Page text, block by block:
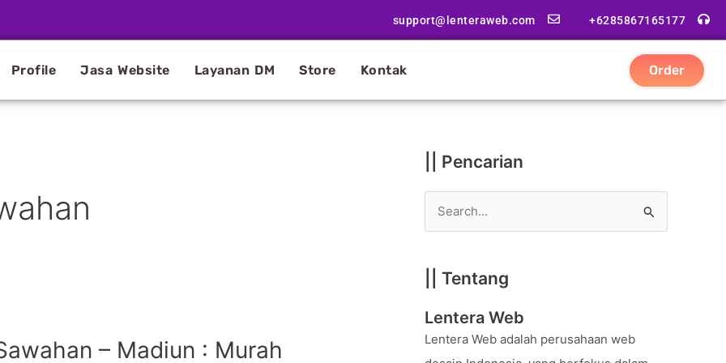
support@lenteraweb.com +6285867165177
Profile Jasa Website Layanan DM Store Kontak Order
– Madiun : Murah
|| Pencarian
r
c
h
|| Tentang
Lentera Web
Lentera Web adalah perusahaan web
|
t
g
i